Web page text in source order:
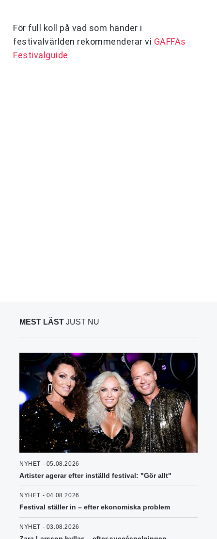
För full koll på vad som händer i
festivalvärlden rekommenderar vi GAFFAs
Festivalguide
MEST LÄST JUST NU
NYHET - 05.08.2026
Artister agerar efter inställd festival: "Gör allt"
NYHET - 04.08.2026
Festival ställer in – efter ekonomiska problem
NYHET - 03.08.2026